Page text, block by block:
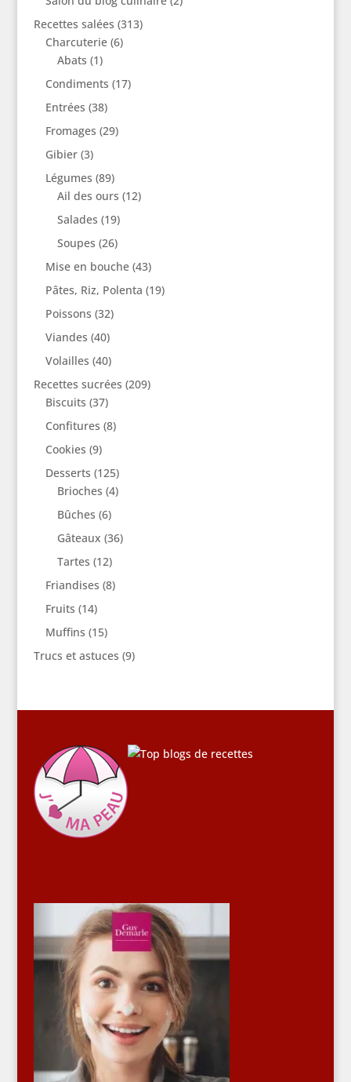
Recettes salées (313)
Charcuterie(6)
Abats (1)
Condiments (17)
Entrées (38)
Fromages (29)
Gibier(3)
Légumes (89)
Ail des ours (12)
Salades (19)
Soupes (26)
Mise en bouche(43)
Pâtes, Riz, Polenta (19)
Poissons (32)
Viandes (40)
Volailles (40)
Recettes sucrées (209)
Biscuits (37)
Confitures (8)
Cookies (9)
Desserts (125)
Brioches (4)
Bûches (6)
Gâteaux (36)
Tartes (12)
Friandises (8)
Fruits (14)
Muffins (15)
Trucs et astuces (9)